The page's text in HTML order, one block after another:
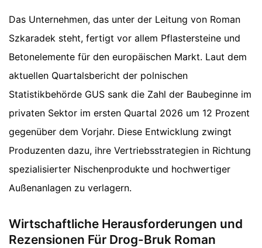
Das Unternehmen, das unter der Leitung von Roman
Szkaradek steht, fertigt vor allem Pflastersteine und
Betonelemente für den europäischen Markt. Laut dem
aktuellen Quartalsbericht der polnischen
Statistikbehörde GUS sank die Zahl der Baubeginne im
privaten Sektor im ersten Quartal 2026 um 12 Prozent
gegenüber dem Vorjahr. Diese Entwicklung zwingt
Produzenten dazu, ihre Vertriebsstrategien in Richtung
spezialisierter Nischenprodukte und hochwertiger
Außenanlagen zu verlagern.
Wirtschaftliche Herausforderungen und
Rezensionen Für Drog-Bruk Roman